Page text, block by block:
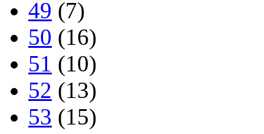
49 (7)
50 (16)
51 (10)
52 (13)
53 (15)